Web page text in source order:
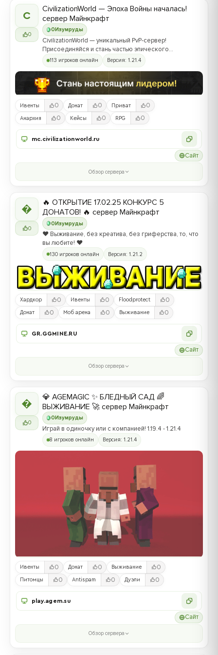
C
0
0 Изумруды
CivilizationWorld — Эпоха Войны началась!
сервер Майнкрафт
CivilizationWorld — уникальный PvP-сервер!
Присоединяйся и стань частью эпического
противостояния между Альвами и Йотунами!
113 игроков онлайн Версия: 1.21.4
Ивенты 0 Донат 0 Приват 0
Анархия 0 Кейсы 0 RPG 0
mc.civilizationworld.ru
Сайт
Обзор сервера

0
0Изумруды
🔥 ОТКРЫТИЕ 17.02.25 КОНКУРС 5
ДОНАТОВ! 🔥 сервер Майнкрафт
❤️ Выживание, без креатива, без гриферства, то, что
вы любите! ❤️
130 игроков онлайн Версия: 1.21.2
Хардкор 0 Ивенты 0 Floodprotect 0
Донат 0 Моб арена 0 Выживание 0
GR.GGMINE.RU
Сайт
Обзор сервера

0
0 Изумруды
💎 AGEMAGIC ✨ БЛЕДНЫЙ САД 🌈
ВЫЖИВАНИЕ 🚀 сервер Майнкрафт
Играй в одиночку или с компанией! 1.19.4 - 1.21.4
8 игроков онлайн Версия: 1.21.4
Ивенты 0 Донат 0 Выживание 0
Питомцы 0 Antispam 0 Дуэли 0
play.agem.su
Сайт
Обзор сервера